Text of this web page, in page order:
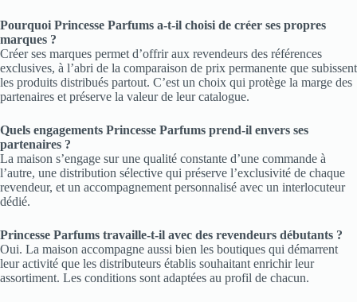
Pourquoi Princesse Parfums a-t-il choisi de créer ses propres
marques ?
Créer ses marques permet d’offrir aux revendeurs des références
exclusives, à l’abri de la comparaison de prix permanente que subissent
les produits distribués partout. C’est un choix qui protège la marge des
partenaires et préserve la valeur de leur catalogue.
Quels engagements Princesse Parfums prend-il envers ses
partenaires ?
La maison s’engage sur une qualité constante d’une commande à
l’autre, une distribution sélective qui préserve l’exclusivité de chaque
revendeur, et un accompagnement personnalisé avec un interlocuteur
dédié.
Princesse Parfums travaille-t-il avec des revendeurs débutants ?
Oui. La maison accompagne aussi bien les boutiques qui démarrent
leur activité que les distributeurs établis souhaitant enrichir leur
assortiment. Les conditions sont adaptées au profil de chacun.